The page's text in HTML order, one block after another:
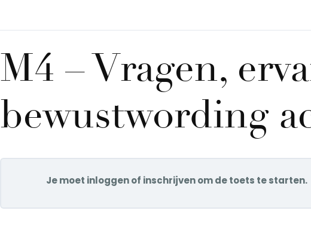
M4 – Vragen,
bewustwording
Je moet inloggen of inschrijven om de toets te starten.